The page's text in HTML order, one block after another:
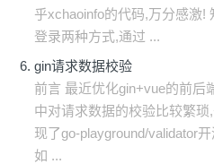
乎xchaoinfo的代码,万分感激!
登录两种方式,通过 ...
gin请求数据校验
前言 最近优化gin+vue的前后
中对请求数据的校验比较繁
现了go-playground/validator
如 ...